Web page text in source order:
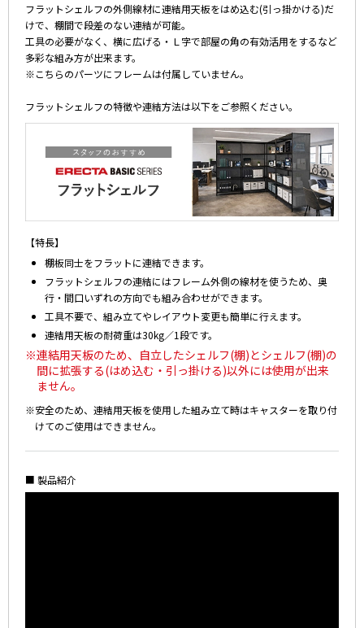
フラットシェルフの外側線材に連結用天板をはめ込む(引っ掛かける)だ
けで、棚間で段差のない連結が可能。
工具の必要がなく、横に広げる・Ｌ字で部屋の角の有効活用をするなど
多彩な組み方が出来ます。
※こちらのパーツにフレームは付属していません。
フラットシェルフの特徴や連結方法は以下をご参照ください。
【特長】
棚板同士をフラットに連結できます。
フラットシェルフの連結にはフレーム外側の線材を使うため、奥
行・間口いずれの方向でも組み合わせができます。
工具不要で、組み立てやレイアウト変更も簡単に行えます。
連結用天板の耐荷重は30kg／1段です。
※連結用天板のため、自立したシェルフ(棚)とシェルフ(棚)の
間に拡張する(はめ込む・引っ掛ける)以外には使用が出来
ません。
※安全のため、連結用天板を使用した組み立て時はキャスターを取り付
けてのご使用はできません。
■ 製品紹介